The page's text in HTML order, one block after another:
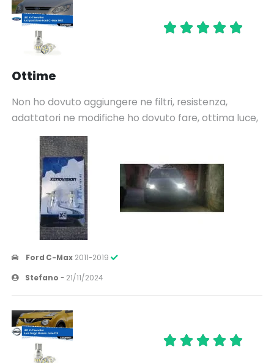
Ottime
Non ho dovuto aggiungere ne filtri, resistenza,
adattatori ne modifiche ho dovuto fare, ottima luce,
Ford C-Max 2011-2019
Stefano - 21/11/2024